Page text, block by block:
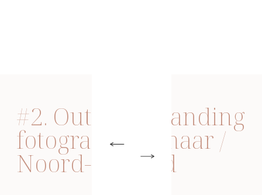
#2. Outdoor branding
fotografie Alkmaar /
Noord-Holland